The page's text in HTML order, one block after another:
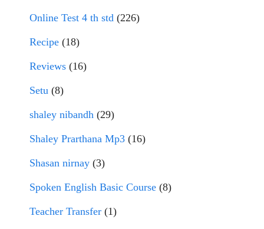
Online Test 4 th std (226)
Recipe (18)
Reviews (16)
Setu (8)
shaley nibandh (29)
Shaley Prarthana Mp3 (16)
Shasan nirnay (3)
Spoken English Basic Course (8)
Teacher Transfer (1)